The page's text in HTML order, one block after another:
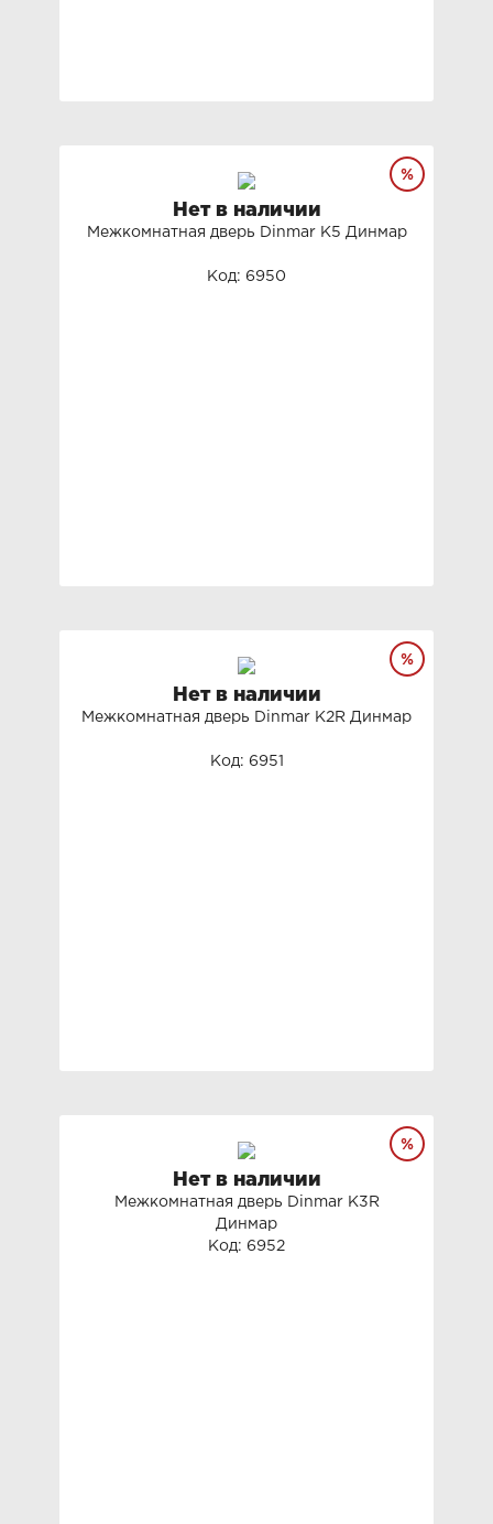
Нет в наличии
Межкомнатная дверь Dinmar K5 Динмар
Код: 6950
Нет в наличии
Межкомнатная дверь Dinmar K2R Динмар
Код: 6951
Нет в наличии
Межкомнатная дверь Dinmar K3R
Динмар
Код: 6952